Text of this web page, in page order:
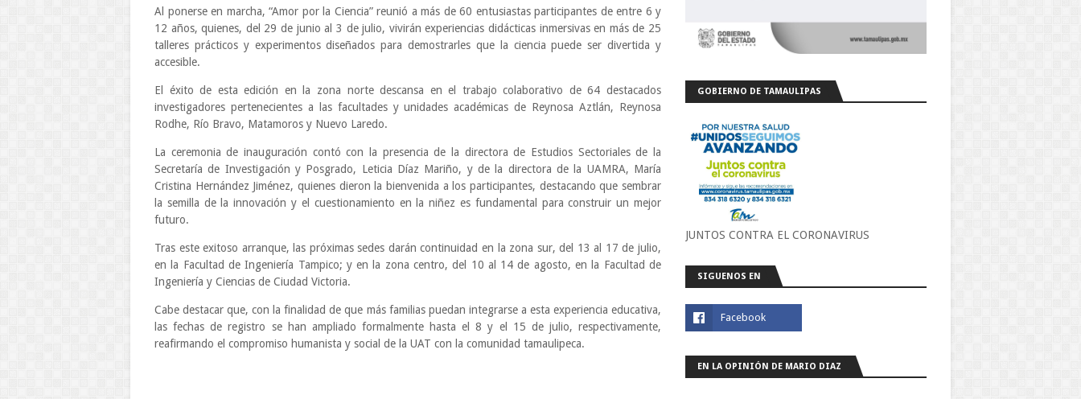
Al ponerse en marcha, “Amor por la Ciencia” reunió a más de 60 entusiastas participantes de entre 6 y
12 años, quienes, del 29 de junio al 3 de julio, vivirán experiencias didácticas inmersivas en más de 25
talleres prácticos y experimentos diseñados para demostrarles que la ciencia puede ser divertida y
accesible.
El éxito de esta edición en la zona norte descansa en el trabajo colaborativo de 64 destacados
investigadores pertenecientes a las facultades y unidades académicas de Reynosa Aztlán, Reynosa
Rodhe, Río Bravo, Matamoros y Nuevo Laredo.
La ceremonia de inauguración contó con la presencia de la directora de Estudios Sectoriales de la
Secretaría de Investigación y Posgrado, Leticia Díaz Mariño, y de la directora de la UAMRA, María
Cristina Hernández Jiménez, quienes dieron la bienvenida a los participantes, destacando que sembrar
la semilla de la innovación y el cuestionamiento en la niñez es fundamental para construir un mejor
futuro.
Tras este exitoso arranque, las próximas sedes darán continuidad en la zona sur, del 13 al 17 de julio,
en la Facultad de Ingeniería Tampico; y en la zona centro, del 10 al 14 de agosto, en la Facultad de
Ingeniería y Ciencias de Ciudad Victoria.
Cabe destacar que, con la finalidad de que más familias puedan integrarse a esta experiencia educativa,
las fechas de registro se han ampliado formalmente hasta el 8 y el 15 de julio, respectivamente,
reafirmando el compromiso humanista y social de la UAT con la comunidad tamaulipeca.
GOBIERNO DE TAMAULIPAS
JUNTOS CONTRA EL CORONAVIRUS
SIGUENOS EN
EN LA OPINIÓN DE MARIO DIAZ